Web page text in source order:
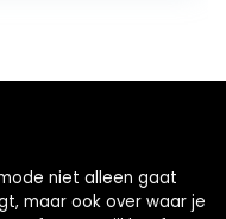
niet alleen gaat
maar ook over waar je